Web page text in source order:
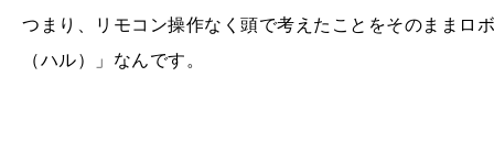
つまり、リモコン操作なく頭で考えたことをそのままロ
（ハル）」なんです。